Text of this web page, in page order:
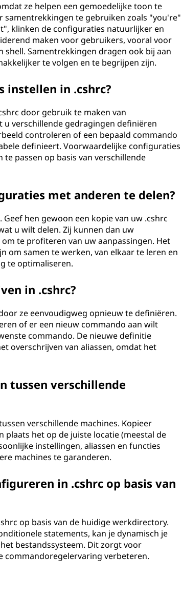
ze helpen een gemoedelijke toon te
te gebruiken zoals "you're"
klinken de configuraties natuurlijker en
maken voor gebruikers, vooral voor
Samentrekkingen dragen ook bij aan
te volgen en te begrijpen zijn.
instellen in .cshrc?
door gebruik te maken van
verschillende gedragingen definiëren
controleren of een bepaald commando
definieert. Voorwaardelijke configuraties
passen op basis van verschillende
met anderen te delen?
hen gewoon een kopie van uw .cshrc
u wilt delen. Zij kunnen dan uw
te profiteren van uw aanpassingen. Het
om samen te werken, van elkaar te leren en
te optimaliseren.
in .cshrc?
ze eenvoudigweg opnieuw te definiëren.
of er een nieuw commando aan wilt
commando. De nieuwe definitie
overschrijven van aliassen, omdat het
tussen verschillende
verschillende machines. Kopieer
plaats het op de juiste locatie (meestal de
instellingen, aliassen en functies
machines te garanderen.
in .cshrc op basis van
op basis van de huidige werkdirectory.
statements, kan je dynamisch je
bestandssysteem. Dit zorgt voor
commandoregelervaring verbeteren.